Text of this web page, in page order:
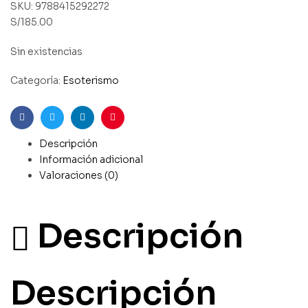
SKU: 9788415292272
S/185.00
Sin existencias
Categoría: Esoterismo
FacebookGorjeoLinkedInPinterest
Descripción
Información adicional
Valoraciones (0)
Descripción
Descripción